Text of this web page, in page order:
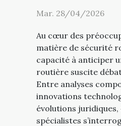
Mar. 28/04/2026
Au cœur des
matière de sécurité
capacité à anticiper
routière suscite
Entre analyses
innovations
évolutions
spécialistes